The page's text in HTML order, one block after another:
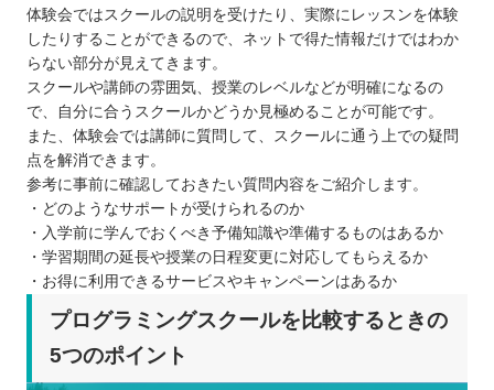
体験会ではスクールの説明を受けたり、実際にレッスンを体験
したりすることができるので、ネットで得た情報だけではわか
らない部分が見えてきます。
スクールや講師の雰囲気、授業のレベルなどが明確になるの
で、自分に合うスクールかどうか見極めることが可能です。
また、体験会では講師に質問して、スクールに通う上での疑問
点を解消できます。
参考に事前に確認しておきたい質問内容をご紹介します。
・どのようなサポートが受けられるのか
・入学前に学んでおくべき予備知識や準備するものはあるか
・学習期間の延長や授業の日程変更に対応してもらえるか
・お得に利用できるサービスやキャンペーンはあるか
プログラミングスクールを比較するときの
5つのポイント